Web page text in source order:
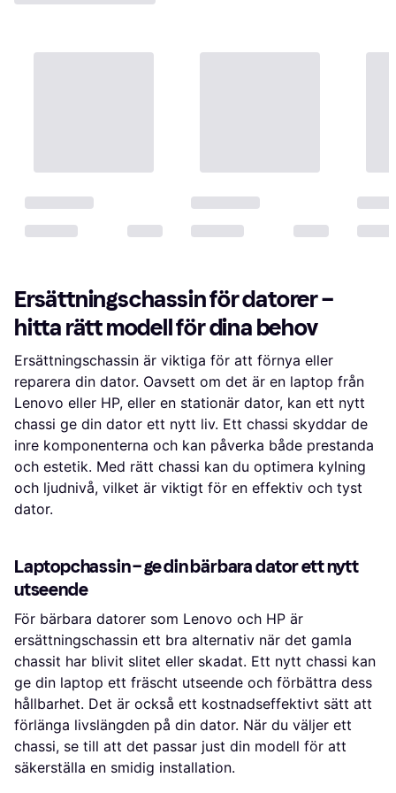
Ersättningschassin för datorer –
hitta rätt modell för dina behov
Ersättningschassin är viktiga för att förnya eller
reparera din dator. Oavsett om det är en laptop från
Lenovo eller HP, eller en stationär dator, kan ett nytt
chassi ge din dator ett nytt liv. Ett chassi skyddar de
inre komponenterna och kan påverka både prestanda
och estetik. Med rätt chassi kan du optimera kylning
och ljudnivå, vilket är viktigt för en effektiv och tyst
dator.
Laptopchassin – ge din bärbara dator ett nytt
utseende
För bärbara datorer som Lenovo och HP är
ersättningschassin ett bra alternativ när det gamla
chassit har blivit slitet eller skadat. Ett nytt chassi kan
ge din laptop ett fräscht utseende och förbättra dess
hållbarhet. Det är också ett kostnadseffektivt sätt att
förlänga livslängden på din dator. När du väljer ett
chassi, se till att det passar just din modell för att
säkerställa en smidig installation.